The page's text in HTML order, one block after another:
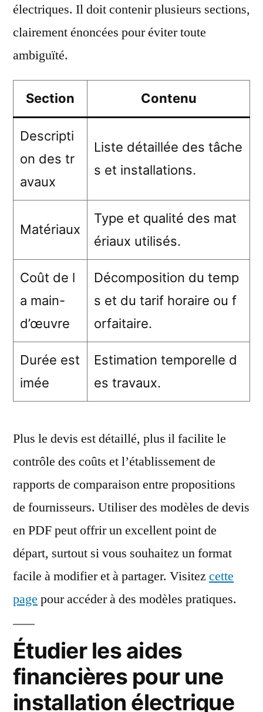
électriques. Il doit contenir plusieurs sections,
clairement énoncées pour éviter toute
ambiguïté.
Section Contenu
Descripti
on des tr
avaux
Liste détaillée des tâche
s et installations.
Matériaux
Type et qualité des mat
ériaux utilisés.
Coût de l
a main-
d’œuvre
Décomposition du temp
s et du tarif horaire ou f
orfaitaire.
Durée est
imée
Estimation temporelle d
es travaux.
Plus le devis est détaillé, plus il facilite le
contrôle des coûts et l’établissement de
rapports de comparaison entre propositions
de fournisseurs. Utiliser des modèles de devis
en PDF peut offrir un excellent point de
départ, surtout si vous souhaitez un format
facile à modifier et à partager. Visitez cette
page pour accéder à des modèles pratiques.
Étudier les aides
financières pour une
installation électrique